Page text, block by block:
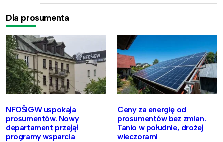
Dla prosumenta
NFOŚiGW uspokaja
prosumentów. Nowy
departament przejął
programy wsparcia
Ceny za energię od
prosumentów bez zmian.
Tanio w południe, drożej
wieczorami